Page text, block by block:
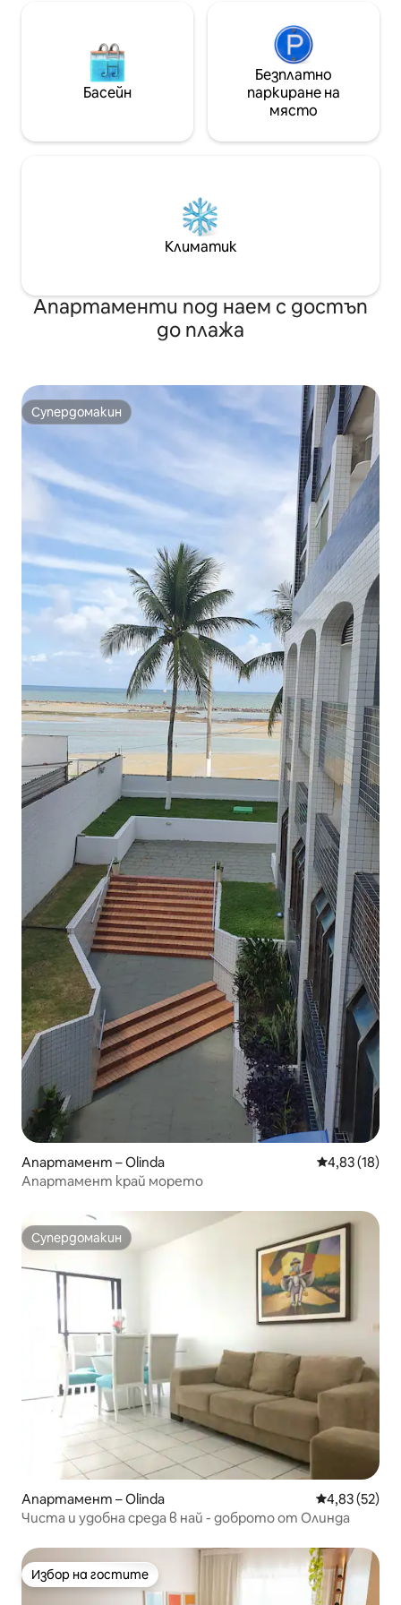
Басейн
Безплатно
паркиране на
място
Климатик
Апартаменти под наем с достъп
до плажа
Супердомакин
Супердомакин
Апартамент – Olinda Средна
4,83 (18)
Апартамент край морето
Супердомакин
Супердомакин
Апартамент – Olinda Средна
4,83 (52)
Чиста и удобна среда в най - доброто от Олинда
Избор на гостите
Избор на гостите